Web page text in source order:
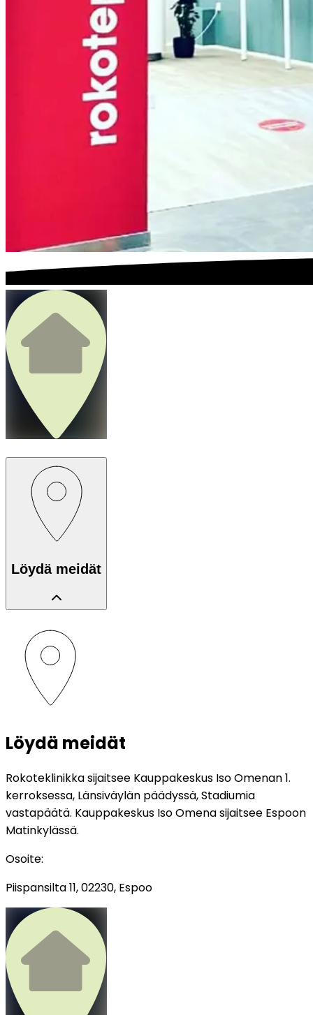
Löydä meidät
Löydä meidät
Rokoteklinikka sijaitsee Kauppakeskus Iso Omenan 1.
kerroksessa, Länsiväylän päädyssä, Stadiumia
vastapäätä. Kauppakeskus Iso Omena sijaitsee Espoon
Matinkylässä.
Osoite:
Piispansilta 11, 02230, Espoo